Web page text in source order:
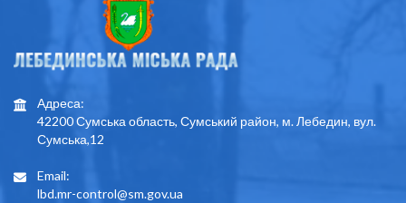
Адреса:
42200 Сумська область, Сумський район, м. Лебедин, вул.
Сумська,12
Email:
lbd.mr-control@sm.gov.ua